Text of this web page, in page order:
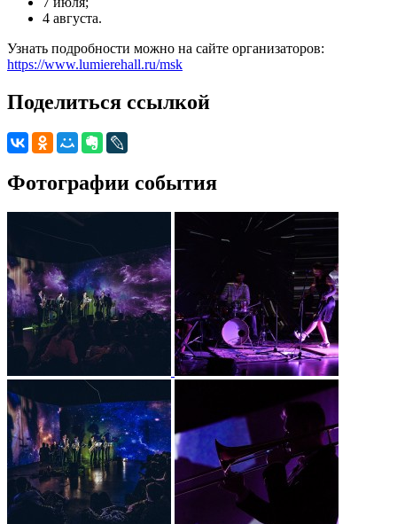
4 августа.
Узнать подробности можно на сайте организаторов:
https://www.lumierehall.ru/msk
Поделиться ссылкой
Фотографии события